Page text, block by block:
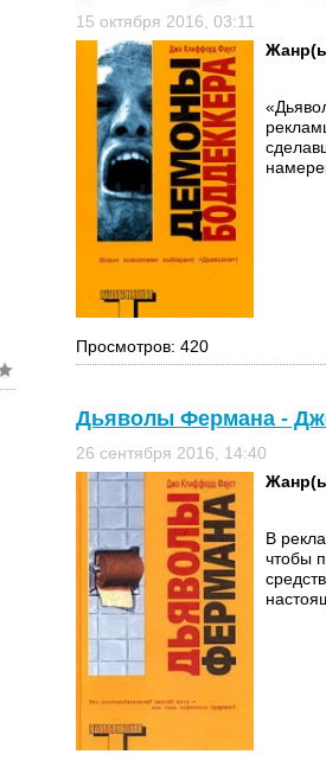
15 октября 2016, 03:11
Просмотров: 420
Дьяволы Фермана -
26 сентября 2016, 14:40
В
чтобы